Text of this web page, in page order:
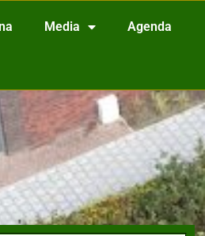
Media Agenda